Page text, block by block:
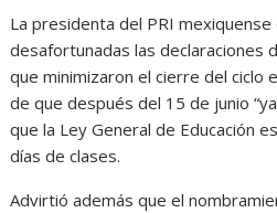
La presidenta del PRI mexiquense
desafortunadas las declaraciones
que minimizaron el cierre del ciclo
de que después del 15 de junio
que la Ley General de Educación
días de clases.
Advirtió además que el